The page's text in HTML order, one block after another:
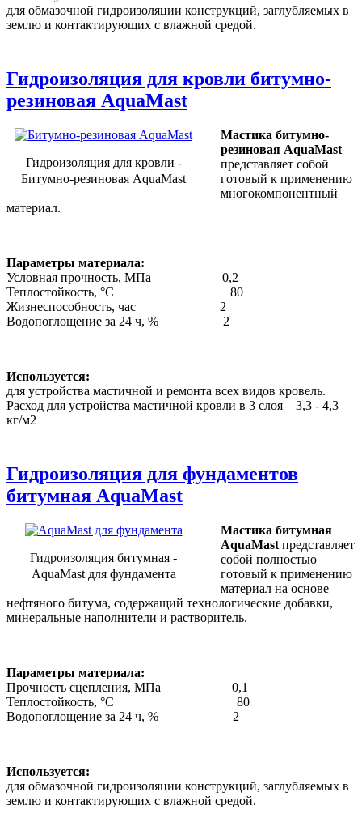
для обмазочной гидроизоляции конструкций, заглубляемых в
землю и контактирующих с влажной средой.
Гидроизоляция для кровли битумно-
резиновая AquaMast
Гидроизоляция для кровли -
Битумно-резиновая AquaMast
Мастика битумно-
резиновая AquaMast
представляет собой
готовый к применению
многокомпонентный
материал.
Параметры материала:
Условная прочность, МПа 0,2
Теплостойкость, °С 80
Жизнеспособность, час 2
Водопоглощение за 24 ч, % 2
Используется:
для устройства мастичной и ремонта всех видов кровель.
Расход для устройства мастичной кровли в 3 слоя – 3,3 - 4,3
кг/м2
Гидроизоляция для фундаментов
битумная AquaMast
Гидроизоляция битумная -
AquaMast для фундамента
Мастика битумная
AquaMast представляет
собой полностью
готовый к применению
материал на основе
нефтяного битума, содержащий технологические добавки,
минеральные наполнители и растворитель.
Параметры материала:
Прочность сцепления, МПа 0,1
Теплостойкость, °С 80
Водопоглощение за 24 ч, % 2
Используется:
для обмазочной гидроизоляции конструкций, заглубляемых в
землю и контактирующих с влажной средой.